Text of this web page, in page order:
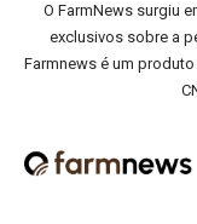
O FarmNews surgiu
exclusivos sobre a
Farmnews é um produto